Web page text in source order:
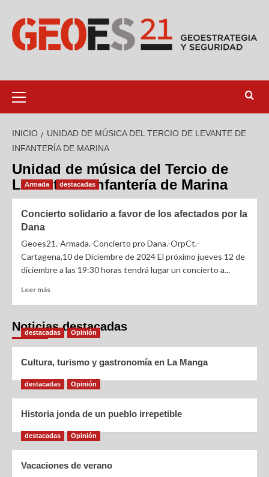
INICIO
UNIDAD DE MÚSICA DEL TERCIO DE LEVANTE DE
INFANTERÍA DE MARINA
Unidad de música del Tercio de
Levante de Infantería de Marina
Armada destacadas
Concierto solidario a favor de los afectados por la
Dana
Geoes21.-Armada.-Concierto pro Dana.-OrpCt.-
Cartagena,10 de Diciembre de 2024 El próximo jueves 12 de
diciembre a las 19:30 horas tendrá lugar un concierto a...
Leer más
Noticias destacadas
destacadas Opinión
Cultura, turismo y gastronomía en La Manga
destacadas Opinión
Historia jonda de un pueblo irrepetible
destacadas Opinión
Vacaciones de verano